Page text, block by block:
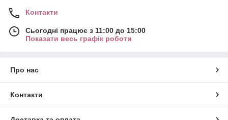
Контакти
Сьогодні працює з 11:00 до 15:00
Показати весь графік роботи
Про нас
Контакти